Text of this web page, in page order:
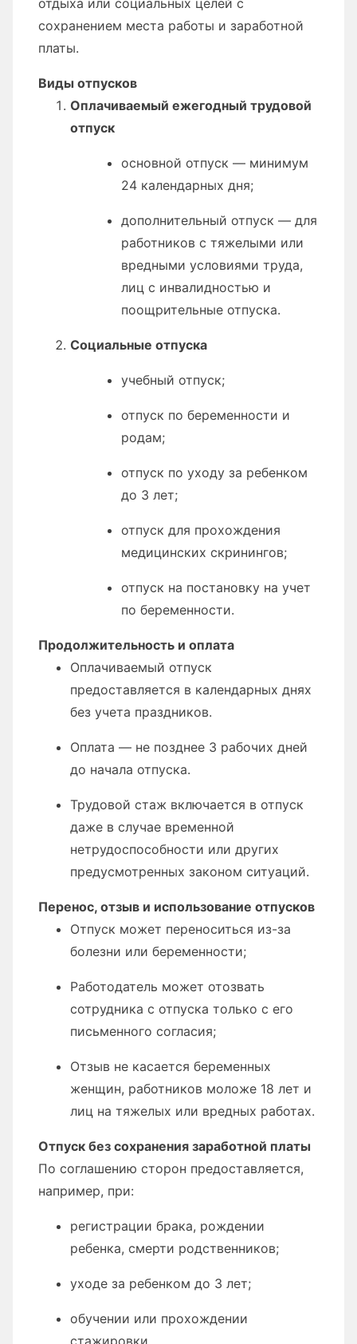
отдыха или социальных целей с
сохранением места работы и заработной
платы.
Виды отпусков
Оплачиваемый ежегодный трудовой
отпуск
основной отпуск — минимум
24 календарных дня;
дополнительный отпуск — для
работников с тяжелыми или
вредными условиями труда,
лиц с инвалидностью и
поощрительные отпуска.
Социальные отпуска
учебный отпуск;
отпуск по беременности и
родам;
отпуск по уходу за ребенком
до 3 лет;
отпуск для прохождения
медицинских скринингов;
отпуск на постановку на учет
по беременности.
Продолжительность и оплата
Оплачиваемый отпуск
предоставляется в календарных днях
без учета праздников.
Оплата — не позднее 3 рабочих дней
до начала отпуска.
Трудовой стаж включается в отпуск
даже в случае временной
нетрудоспособности или других
предусмотренных законом ситуаций.
Перенос, отзыв и использование отпусков
Отпуск может переноситься из-за
болезни или беременности;
Работодатель может отозвать
сотрудника с отпуска только с его
письменного согласия;
Отзыв не касается беременных
женщин, работников моложе 18 лет и
лиц на тяжелых или вредных работах.
Отпуск без сохранения заработной платы
По соглашению сторон предоставляется,
например, при:
регистрации брака, рождении
ребенка, смерти родственников;
уходе за ребенком до 3 лет;
обучении или прохождении